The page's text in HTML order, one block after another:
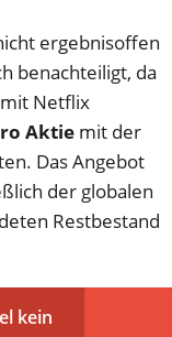
ergebnisoffen
benachteiligt, da
Netflix
Aktie mit der
Das Angebot
der globalen
Restbestand
kein